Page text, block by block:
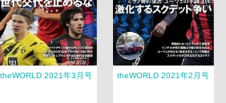
theWORLD 2021年3月号 theWORLD 2021年2月号